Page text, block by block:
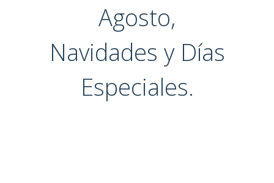
Agosto,
Navidades y Días
Especiales.